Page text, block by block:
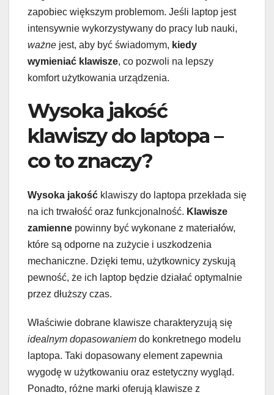
zapobiec większym problemom. Jeśli laptop jest
intensywnie wykorzystywany do pracy lub nauki,
ważne jest, aby być świadomym, kiedy
wymieniać klawisze, co pozwoli na lepszy
komfort użytkowania urządzenia.
Wysoka jakość
klawiszy do laptopa –
co to znaczy?
Wysoka jakość klawiszy do laptopa przekłada się
na ich trwałość oraz funkcjonalność. Klawisze
zamienne powinny być wykonane z materiałów,
które są odporne na zużycie i uszkodzenia
mechaniczne. Dzięki temu, użytkownicy zyskują
pewność, że ich laptop będzie działać optymalnie
przez dłuższy czas.
Właściwie dobrane klawisze charakteryzują się
idealnym dopasowaniem do konkretnego modelu
laptopa. Taki dopasowany element zapewnia
wygodę w użytkowaniu oraz estetyczny wygląd.
Ponadto, różne marki oferują klawisze z